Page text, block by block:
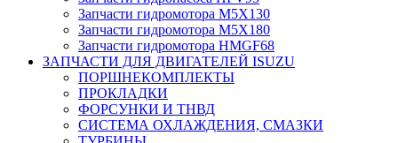
Запчасти гидромотора M5X130
Запчасти гидромотора M5X180
Запчасти гидромотора HMGF68
ЗАПЧАСТИ ДЛЯ ДВИГАТЕЛЕЙ ISUZU
ПОРШНЕКОМПЛЕКТЫ
ПРОКЛАДКИ
ФОРСУНКИ И ТНВД
СИСТЕМА ОХЛАЖДЕНИЯ, СМАЗКИ